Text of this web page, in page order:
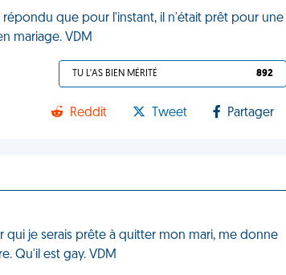
que pour l'instant, il n'était prêt pour une
mariage. VDM
TU L'AS BIEN MÉRITÉ 892
Reddit Tweet Partager
je serais prête à quitter mon mari, me donne
Qu'il est gay. VDM